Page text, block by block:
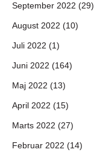
September 2022 (29)
August 2022 (10)
Juli 2022 (1)
Juni 2022 (164)
Maj 2022 (13)
April 2022 (15)
Marts 2022 (27)
Februar 2022 (14)